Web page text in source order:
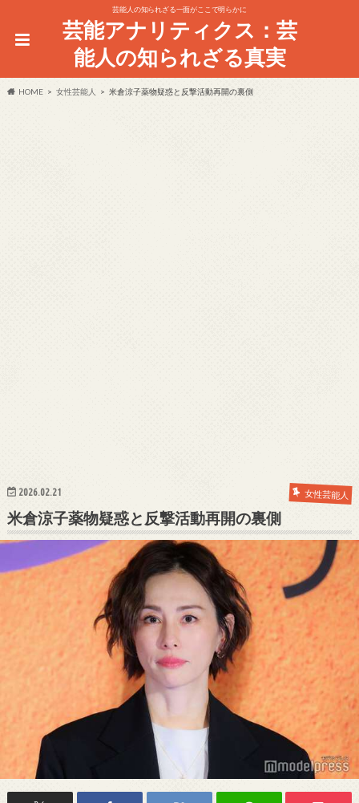
芸能人の知られざる一面がここで明らかに
芸能アナリティクス：芸
能人の知られざる真実
HOME 女性芸能人 米倉涼子薬物疑惑と反撃活動再開の裏側
2026.02.21 女性芸能人
米倉涼子薬物疑惑と反撃活動再開の裏側